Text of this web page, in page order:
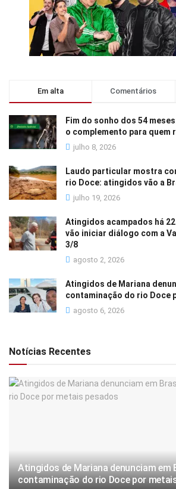
Em alta Comentários
Fim do sonho dos 54
o complemento para quem
julho 8, 2026
Laudo particular mostra
rio Doce: atingidos vão a
julho 19, 2026
Atingidos acampados há
vão iniciar diálogo com a
3/8
agosto 2, 2026
Atingidos de Mariana
contaminação do rio Doce
agosto 6, 2026
Notícias Recentes
Atingidos de Mariana denunciam em
contaminação do rio Doce por